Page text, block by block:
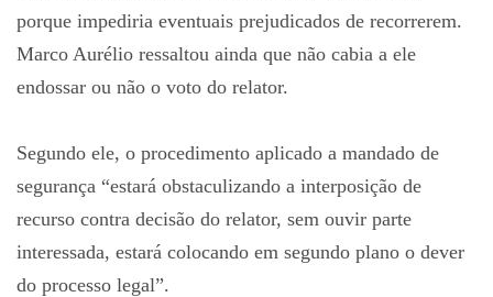
porque impediria eventuais prejudicados de recorrerem.
Marco Aurélio ressaltou ainda que não cabia a ele
endossar ou não o voto do relator.
Segundo ele, o procedimento aplicado a mandado de
segurança “estará obstaculizando a interposição de
recurso contra decisão do relator, sem ouvir parte
interessada, estará colocando em segundo plano o dever
do processo legal”.